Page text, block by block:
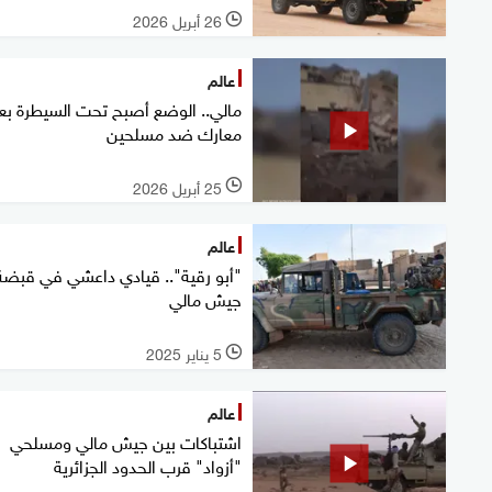
l 26 أبريل 2026
عالم
مالي.. الوضع أصبح تحت السيطرة
معارك ضد مسلحين
l 25 أبريل 2026
عالم
"أبو رقية".. قيادي داعشي في
جيش مالي
l 5 يناير 2025
عالم
اشتباكات بين جيش مالي ومسلحي
"أزواد" قرب الحدود الجزائرية